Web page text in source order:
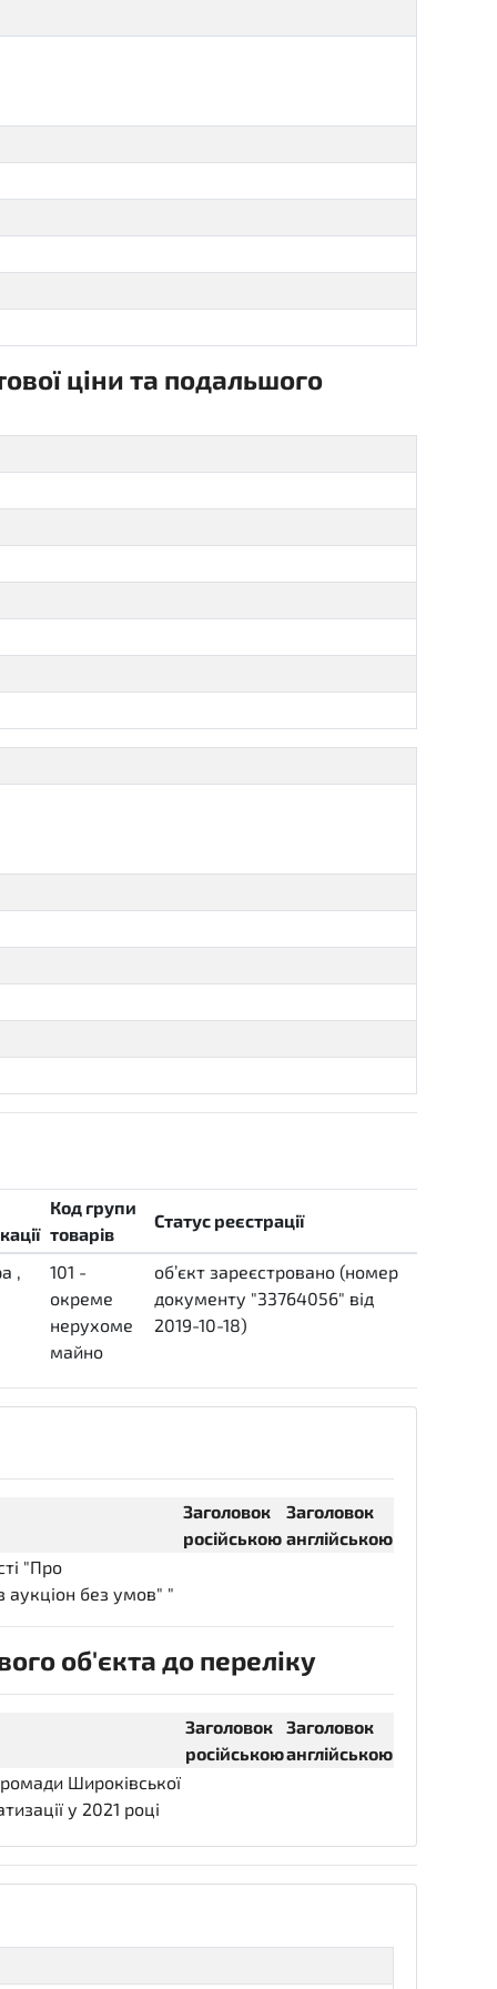
ціни та подальшого
Код групи
товарів
Статус реєстрації
,
101 -
окреме
нерухоме
майно
об’єкт зареєстровано (номер
документу "33764056" від
2019-10-18)
Заголовок
російською
Заголовок
англійською
"Про
аукціон без умов" "
об'єкта до переліку
Заголовок
російською
Заголовок
англійською
Широківської
у 2021 році